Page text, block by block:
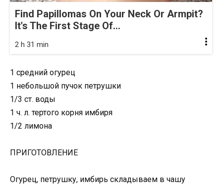
Find Papillomas On Your Neck Or Armpit?
It's The First Stage Of...
2 h 31 min
1 средний огурец
1 небольшой пучок петрушки
1/3 ст. воды
1 ч. л. тертого корня имбиря
1/2 лимона
ПРИГОТОВЛЕНИЕ
Огурец, петрушку, имбирь складываем в чашу